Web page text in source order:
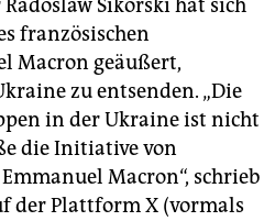
Sikorski hat sich
französischen
Macron geäußert,
zu entsenden. „Die
in der Ukraine ist nicht
die Initiative von
Macron“, schrieb
der Plattform X (vormals